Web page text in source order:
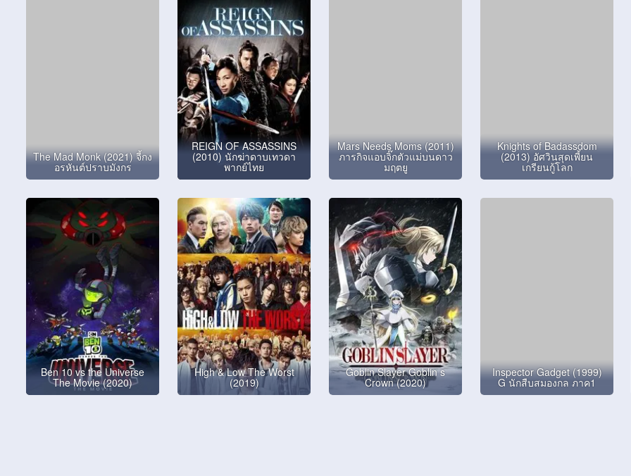
The Mad Monk (2021) จี้กง
อรหันต์ปราบมังกร
REIGN OF ASSASSINS
(2010) นักฆ่าดาบเทวดา
พากย์ไทย
Mars Needs Moms (2011)
ภารกิจแอบจิ๊กตัวแม่บนดาว
มฤตยู
Knights of Badassdom
(2013) อัศวินสุดเพี้ยน
เกรียนกู้โลก
Ben 10 vs the Universe
The Movie (2020)
High & Low The Worst
(2019)
Goblin Slayer Goblin s
Crown (2020)
Inspector Gadget (1999)
G นักสืบสมองกล ภาค1